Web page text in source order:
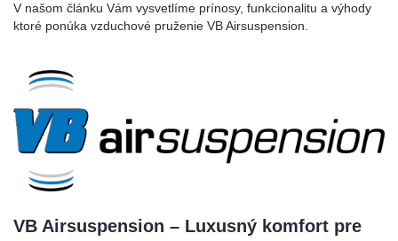
V našom článku Vám vysvetlíme prínosy, funkcionalitu a výhody
ktoré ponúka vzduchové pruženie VB Airsuspension.
VB Airsuspension – Luxusný komfort pre